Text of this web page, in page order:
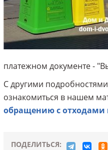
платежном документе -
С другими
ознакомиться в нашем
обращению с отходами
ПОДЕЛИТЬСЯ: